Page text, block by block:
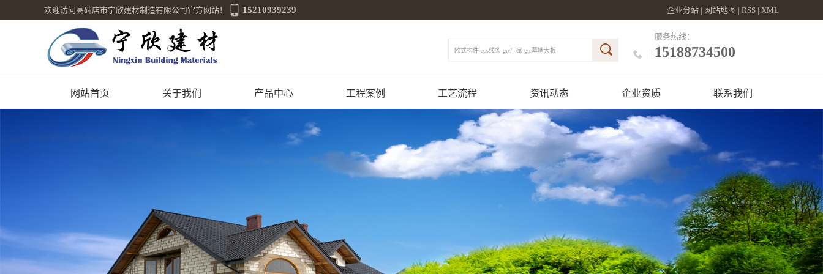
欢迎访问高碑店市宁欣建材制造有限公司官方网站！ 15210939239 企业分站 | 网站地图 | RSS | XML
服务热线：
15188734500
欧式构件 eps线条 grc厂家 grc幕墙大板
网站首页 关于我们 产品中心 工程案例 工艺流程 资讯动态 企业资质 联系我们